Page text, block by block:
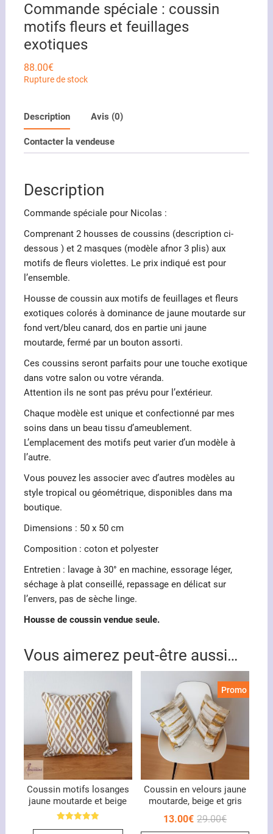
Commande spéciale : coussin
motifs fleurs et feuillages
exotiques
88.00€
Rupture de stock
Description Avis (0)
Contacter la vendeuse
Description
Commande spéciale pour Nicolas :
Comprenant 2 housses de coussins (description ci-
dessous ) et 2 masques (modèle afnor 3 plis) aux
motifs de fleurs violettes. Le prix indiqué est pour
l’ensemble.
Housse de coussin aux motifs de feuillages et fleurs
exotiques colorés à dominance de jaune moutarde sur
fond vert/bleu canard, dos en partie uni jaune
moutarde, fermé par un bouton assorti.
Ces coussins seront parfaits pour une touche exotique
dans votre salon ou votre véranda.
Attention ils ne sont pas prévu pour l’extérieur.
Chaque modèle est unique et confectionné par mes
soins dans un beau tissu d’ameublement.
L’emplacement des motifs peut varier d’un modèle à
l’autre.
Vous pouvez les associer avec d’autres modèles au
style tropical ou géométrique, disponibles dans ma
boutique.
Dimensions : 50 x 50 cm
Composition : coton et polyester
Entretien : lavage à 30° en machine, essorage léger,
séchage à plat conseillé, repassage en délicat sur
l’envers, pas de sèche linge.
Housse de coussin vendue seule.
Vous aimerez peut-être aussi…
Coussin motifs losanges
jaune moutarde et beige
Promo !
Coussin en velours jaune
moutarde, beige et gris
29.00€Le
13.00€
Le